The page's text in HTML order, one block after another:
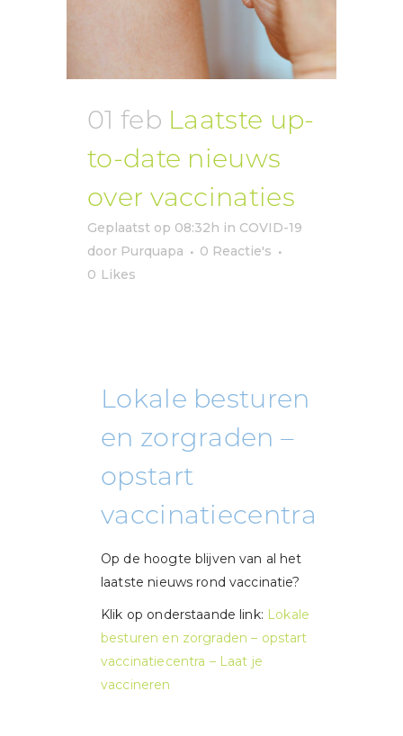
01 feb Laatste up-
to-date nieuws
over vaccinaties
Geplaatst op 08:32h in COVID-19
door Purquapa
0 Reactie's
0 Likes
Lokale besturen
en zorgraden –
opstart
vaccinatiecentra
Op de hoogte blijven van al het
laatste nieuws rond vaccinatie?
Klik op onderstaande link: Lokale
besturen en zorgraden – opstart
vaccinatiecentra – Laat je
vaccineren